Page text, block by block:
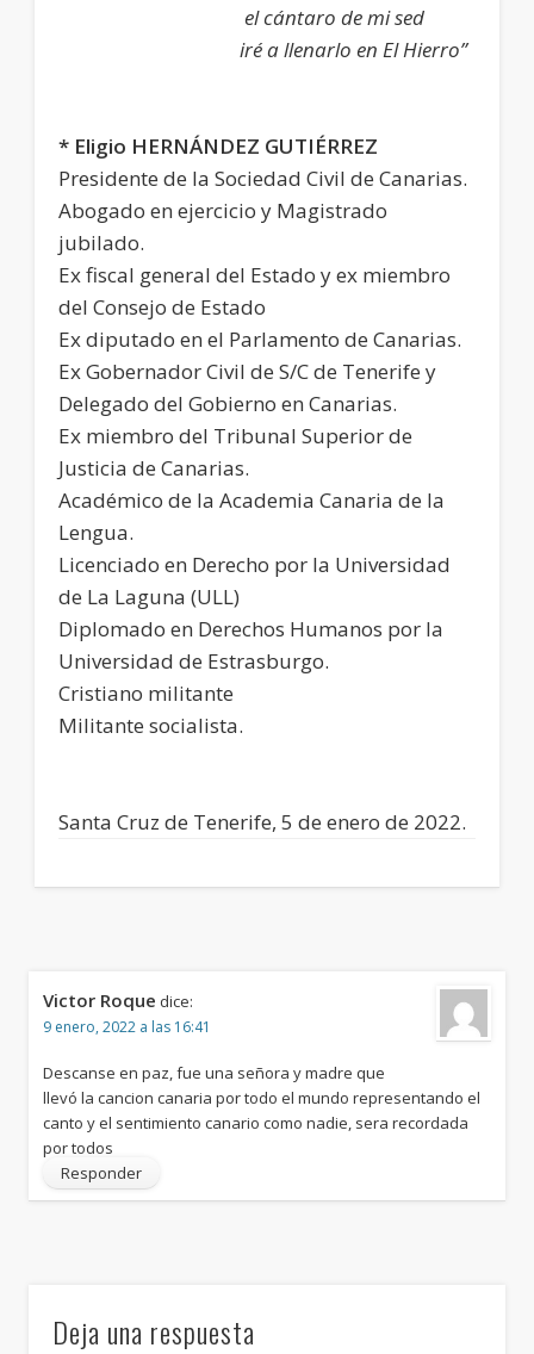
el cántaro de mi sed
iré a llenarlo en El Hierro”
* Eligio HERNÁNDEZ GUTIÉRREZ
Presidente de la Sociedad Civil de Canarias.
Abogado en ejercicio y Magistrado
jubilado.
Ex fiscal general del Estado y ex miembro
del Consejo de Estado
Ex diputado en el Parlamento de Canarias.
Ex Gobernador Civil de S/C de Tenerife y
Delegado del Gobierno en Canarias.
Ex miembro del Tribunal Superior de
Justicia de Canarias.
Académico de la Academia Canaria de la
Lengua.
Licenciado en Derecho por la Universidad
de La Laguna (ULL)
Diplomado en Derechos Humanos por la
Universidad de Estrasburgo.
Cristiano militante
Militante socialista.
Santa Cruz de Tenerife, 5 de enero de 2022.
Victor Roque dice:
9 enero, 2022 a las 16:41
Descanse en paz, fue una señora y madre que
llevó la cancion canaria por todo el mundo representando el
canto y el sentimiento canario como nadie, sera recordada
por todos
Responder
Deja una respuesta